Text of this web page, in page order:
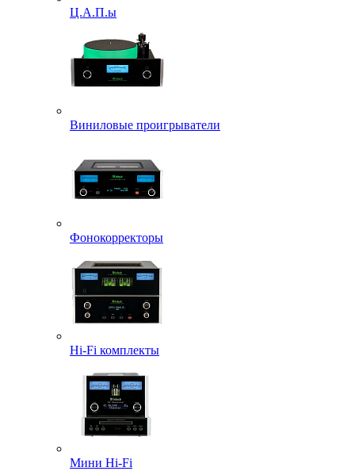
Ц.А.П.ы
Виниловые проигрыватели
Фонокорректоры
Hi-Fi комплекты
Мини Hi-Fi